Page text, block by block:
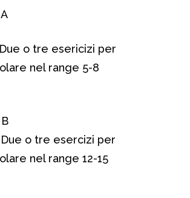
o tre esericizi per
nel range 5-8
o tre esercizi per
nel range 12-15